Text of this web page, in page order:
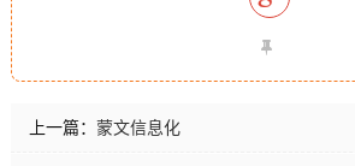
上一篇： 蒙文信息化